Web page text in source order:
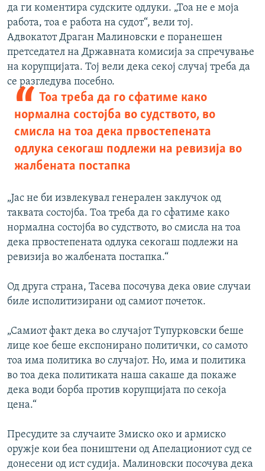
да ги коментира судските одлуки. „Тоа не е моја
работа, тоа е работа на судот“, вели тој.
Адвокатот Драган Малиновски е поранешен
претседател на Државната комисија за спречување
на корупцијата. Тој вели дека секој случај треба да
се разгледува посебно.
Тоа треба да го сфатиме како
нормална состојба во судството, во
смисла на тоа дека првостепената
одлука секогаш подлежи на ревизија во
жалбената постапка
„Јас не би извлекувал генерален заклучок од
таквата состојба. Тоа треба да го сфатиме како
нормална состојба во судството, во смисла на тоа
дека првостепената одлука секогаш подлежи на
ревизија во жалбената постапка.“
Од друга страна, Тасева посочува дека овие случаи
биле исполитизирани од самиот почеток.
„Самиот факт дека во случајот Тупурковски беше
лице кое беше експонирано политички, со самото
тоа има политика во случајот. Но, има и политика
во тоа дека политиката наша сакаше да покаже
дека води борба против корупцијата по секоја
цена.“
Пресудите за случаите Змиско око и армиско
оружје кои беа поништени од Апелациониот суд се
донесени од ист судија. Малиновски посочува дека